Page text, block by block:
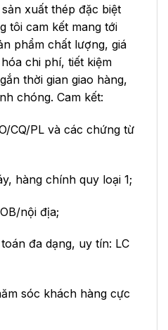
xuất thép đặc biệt
tôi cam kết mang tới
phẩm chất lượng, giá
chi phí, tiết kiệm
thời gian giao hàng,
chóng. Cam kết:
CQ/PL và các chứng từ
hàng chính quy loại 1;
nội địa;
đa dạng, uy tín: LC
sóc khách hàng cực